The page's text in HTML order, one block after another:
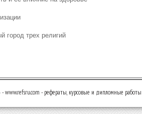
город трех религий
- рефераты, курсовые и дипломные работы